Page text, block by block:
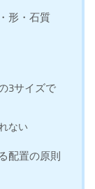
形・石質
3サイズで
ない
配置の原則